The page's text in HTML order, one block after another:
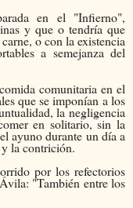
en el "Infierno",
y que o tendría que
o con la existencia
a semejanza del
comunitaria en el
que se imponían a los
la negligencia
en solitario, sin la
ayuno durante un día a
la contrición.
por los refectorios
"También entre los